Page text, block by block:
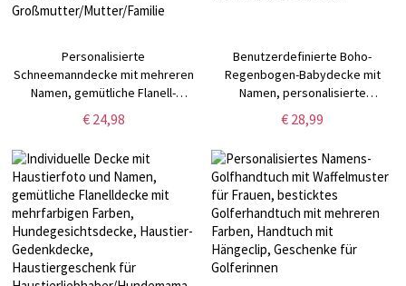
Personalisierte
Schneemanndecke mit mehreren
Namen, gemütliche Flanell-
Familiendecke, Heimdekoration,
Wintergeschenke,
Geschenk für
Großmutter/Mutter/Familie
€ 24,98
Benutzerdefinierte Boho-
Regenbogen-Babydecke mit
Namen, personalisierte
Regenbogen- und Namens-
Flanell-Kinderzimmerdecke,
Geschenk zur Geburt einer neuen
Mutter/Baby, Geschenk für
Neugeborene/Baby
€ 28,99